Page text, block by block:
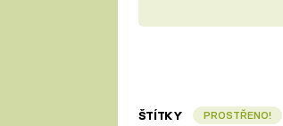
ŠTÍTKY PROSTŘENO!